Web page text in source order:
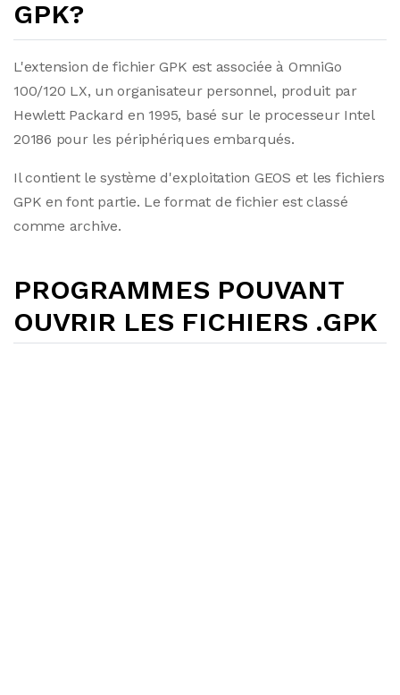
GPK?
L'extension de fichier GPK est associée à OmniGo
100/120 LX, un organisateur personnel, produit par
Hewlett Packard en 1995, basé sur le processeur Intel
20186 pour les périphériques embarqués.
Il contient le système d'exploitation GEOS et les fichiers
GPK en font partie. Le format de fichier est classé
comme archive.
PROGRAMMES POUVANT
OUVRIR LES FICHIERS .GPK